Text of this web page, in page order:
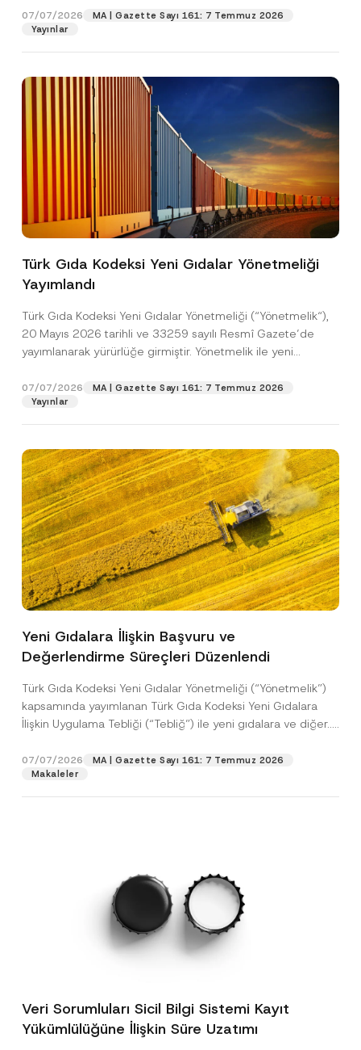
07/07/2026
MA | Gazette Sayı 161: 7 Temmuz 2026
Yayınlar
Türk Gıda Kodeksi Yeni Gıdalar Yönetmeliği
Yayımlandı
Türk Gıda Kodeksi Yeni Gıdalar Yönetmeliği (“Yönetmelik“),
20 Mayıs 2026 tarihli ve 33259 sayılı Resmî Gazete’de
yayımlanarak yürürlüğe girmiştir. Yönetmelik ile yeni
07/07/2026
MA | Gazette Sayı 161: 7 Temmuz 2026
Yayınlar
Yeni Gıdalara İlişkin Başvuru ve
Değerlendirme Süreçleri Düzenlendi
Türk Gıda Kodeksi Yeni Gıdalar Yönetmeliği (“Yönetmelik”)
kapsamında yayımlanan Türk Gıda Kodeksi Yeni Gıdalara
İlişkin Uygulama Tebliği (“Tebliğ”) ile yeni gıdalara ve diğer...
07/07/2026
MA | Gazette Sayı 161: 7 Temmuz 2026
Makaleler
Veri Sorumluları Sicil Bilgi Sistemi Kayıt
Yükümlülüğüne İlişkin Süre Uzatımı
Pozisyon
E-Posta Adresi
Telefon Numarası
P
i
v
a
c
o
t
c
*
Bu iletişim formu aracılığıyla sağlanan kişisel
anladım.
A
p
o
v
*
Bu iletişim formunu göndererek,aydınlatma
metninde açıklanan şekilde kişisel verilerimin